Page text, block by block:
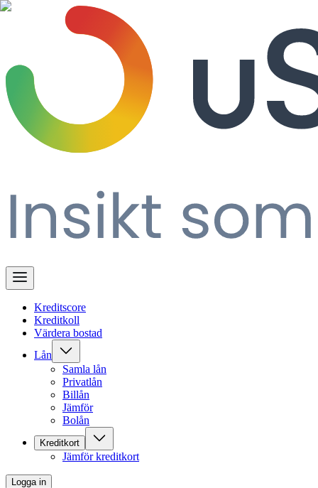
Kreditscore
Kreditkoll
Värdera bostad
Lån
Samla lån
Privatlån
Billån
Jämför
Bolån
Kreditkort
Jämför kreditkort
Logga in